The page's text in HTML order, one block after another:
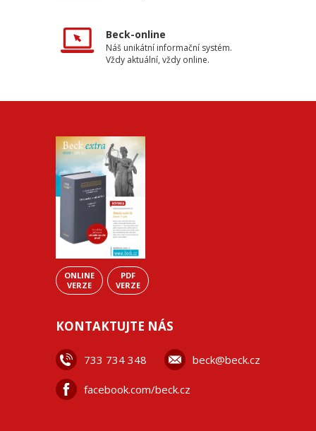
Beck-online
Náš unikátní informační systém.
Vždy aktuální, vždy online.
ONLINE
VERZE
PDF
VERZE
KONTAKTUJTE NÁS
733 734 348 beck@beck.cz
facebook.com/beck.cz